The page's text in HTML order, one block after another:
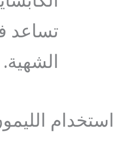
تساعد
الشهية.
استخدام